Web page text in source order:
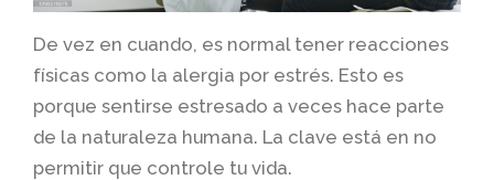
De vez en cuando, es normal tener reacciones
físicas como la alergia por estrés. Esto es
porque sentirse estresado a veces hace parte
de la naturaleza humana. La clave está en no
permitir que controle tu vida.